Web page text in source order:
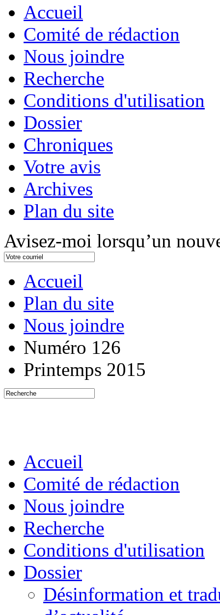
Accueil
Comité de rédaction
Nous joindre
Recherche
Conditions d'utilisation
Dossier
Chroniques
Votre avis
Archives
Plan du site
Avisez-moi lorsqu’un
Accueil
Plan du site
Nous joindre
Numéro 126
Printemps 2015
Accueil
Comité de rédaction
Nous joindre
Recherche
Conditions d'utilisation
Dossier
Désinformation et